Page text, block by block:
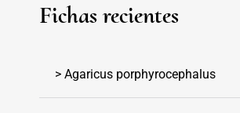
Fichas recientes
> Agaricus porphyrocephalus